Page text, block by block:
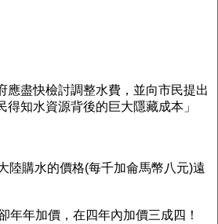
盡快檢討調整水費，並向市民提出
知水資源背後的巨大隱藏成本」
陸購水的價格(每千加侖馬幣八元)遠
年加價，在四年內加價三成四！